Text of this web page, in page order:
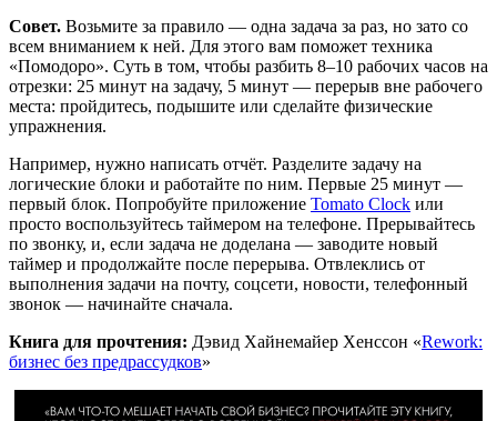
Совет. Возьмите за правило — одна задача за раз, но зато со
всем вниманием к ней. Для этого вам поможет техника
«Помодоро». Суть в том, чтобы разбить 8–10 рабочих часов на
отрезки: 25 минут на задачу, 5 минут — перерыв вне рабочего
места: пройдитесь, подышите или сделайте физические
упражнения.
Например, нужно написать отчёт. Разделите задачу на
логические блоки и работайте по ним. Первые 25 минут —
первый блок. Попробуйте приложение Tomato Clock или
просто воспользуйтесь таймером на телефоне. Прерывайтесь
по звонку, и, если задача не доделана — заводите новый
таймер и продолжайте после перерыва. Отвлеклись от
выполнения задачи на почту, соцсети, новости, телефонный
звонок — начинайте сначала.
Книга для прочтения: Дэвид Хайнемайер Хенссон «Rework:
бизнес без предрассудков»